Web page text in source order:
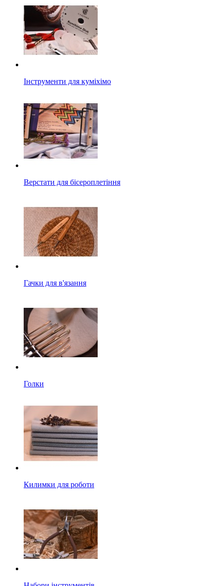
Інструменти для куміхімо
Верстати для бісероплетіння
Гачки для в'язання
Голки
Килимки для роботи